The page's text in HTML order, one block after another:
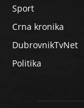
Sport
Crna kronika
DubrovnikTvNet
Politika